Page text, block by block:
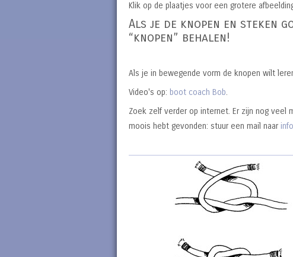
Klik op de plaatjes voor een grotere
Als je de knopen en steken
“knopen” behalen!
Als je in bewegende vorm de knopen wilt
Video's op: boot coach Bob.
Zoek zelf verder op internet. Er zijn nog veel
moois hebt gevonden: stuur een mail naar